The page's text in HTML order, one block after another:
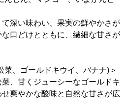
深い味わい、果実の鮮やかさが
口どけとともに、繊細な甘さが
菜、ゴールドキウイ、バナナ)＞
、甘くジューシーなゴールドキ
爽やかな酸味と自然な甘さが広